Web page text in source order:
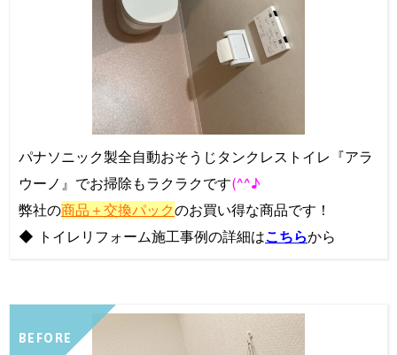
パナソニック製全自動おそうじタンクレストイレ『アラ
ウーノ』でお掃除もラクラクです(^^♪
弊社の商品＋交換パックのお買い得な商品です！
◆ トイレリフォーム施工事例の詳細はこちらから
BEFORE